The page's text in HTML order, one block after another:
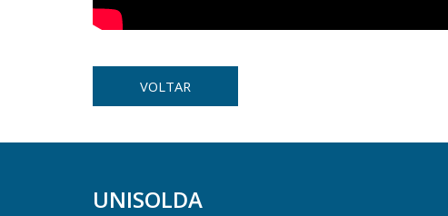
VOLTAR
UNISOLDA